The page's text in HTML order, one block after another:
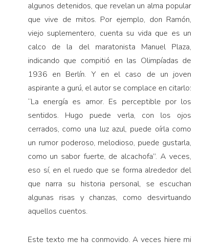
algunos detenidos, que revelan un alma popular
que vive de mitos. Por ejemplo, don Ramón,
viejo suplementero, cuenta su vida que es un
calco de la del maratonista Manuel Plaza,
indicando que compitió en las Olimpíadas de
1936 en Berlín. Y en el caso de un joven
aspirante a gurú, el autor se complace en citarlo:
“La energía es amor. Es perceptible por los
sentidos. Hugo puede verla, con los ojos
cerrados, como una luz azul, puede oírla como
un rumor poderoso, melodioso, puede gustarla,
como un sabor fuerte, de alcachofa”. A veces,
eso sí, en el ruedo que se forma alrededor del
que narra su historia personal, se escuchan
algunas risas y chanzas, como desvirtuando
aquellos cuentos.
Este texto me ha conmovido. A veces hiere mi